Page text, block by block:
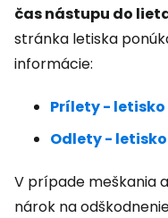
čas nástupu do
stránka letiska
informácie:
Prílety -
Odlety -
V prípade meškania
nárok na